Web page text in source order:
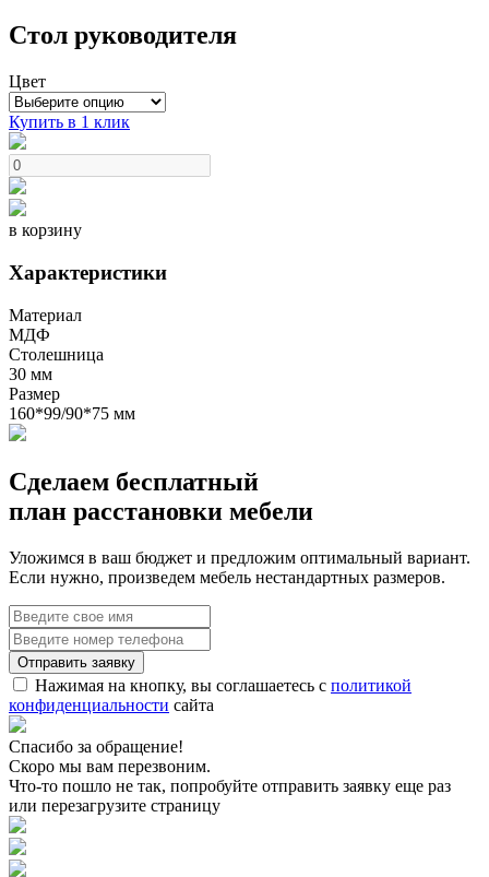
Стол руководителя
Цвет
Купить в 1 клик
в корзину
Характеристики
Материал
МДФ
Столешница
30 мм
Размер
160*99/90*75 мм
Сделаем бесплатный
план расстановки мебели
Уложимся в ваш бюджет и предложим оптимальный вариант.
Если нужно, произведем мебель нестандартных размеров.
Нажимая на кнопку, вы соглашаетесь с политикой
конфиденциальности сайта
Спасибо за обращение!
Скоро мы вам перезвоним.
Что-то пошло не так, попробуйте отправить заявку еще раз
или перезагрузите страницу